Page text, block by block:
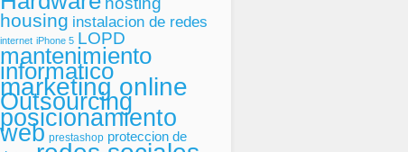
housing instalacion de redes
internet iPhone 5 LOPD
mantenimiento
informatico
marketing online
Outsourcing
posicionamiento
web prestashop proteccion de